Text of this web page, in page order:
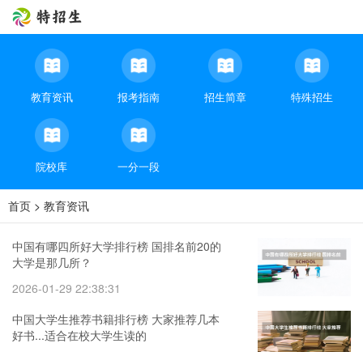
教育资讯 报考指南 招生简章 特殊招生
院校库 一分一段
首页 > 教育资讯
中国有哪四所好大学排行榜 国排名前20的
大学是那几所？
2026-01-29 22:38:31
中国大学生推荐书籍排行榜 大家推荐几本
好书...适合在校大学生读的